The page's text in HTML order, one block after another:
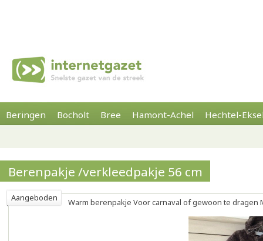
Beringen Bocholt Bree Hamont-Achel Hechtel-
Berenpakje /verkleedpakje 56 cm
Aangeboden Warm berenpakje Voor carnaval of gewoon te dragen